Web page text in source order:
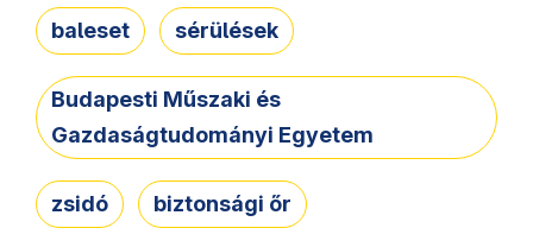
baleset sérülések
Budapesti Műszaki és
Gazdaságtudományi Egyetem
zsidó biztonsági őr